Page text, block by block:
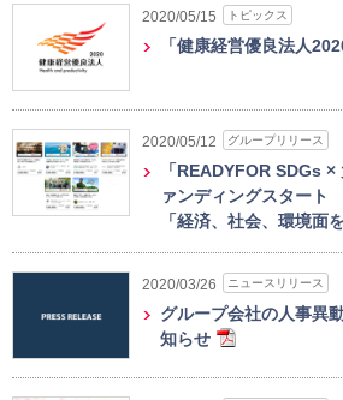
2020/05/15 トピックス
「健康経営優良法人
2020/05/12 グループリリース
「READYFOR SDGs
ァンディングスタート
「経済、社会、環境面
2020/03/26 ニュースリリース
グループ会社の人事異
知らせ